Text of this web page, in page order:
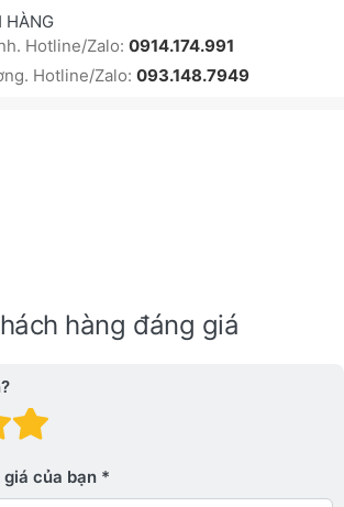
HÀNG
Hotline/Zalo: 0914.174.991
Hotline/Zalo: 093.148.7949
hàng đáng giá
Đánh giá: 4 trên 5
giá: 3 trên 5 sao.
giá: 2 trên 5 sao.
1 trên 5 sao. Xấu
của bạn